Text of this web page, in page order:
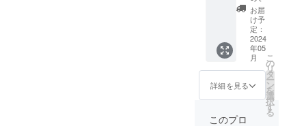
お届け
のリ
ターン
に貼付
された
ラベル
や注意
書きを
い」
半年間
（計６
回）発
材料及
び添加
物等の
食品表
示はお
届け商
品のラ
噌詰め
合わせ
を４月
中に先
に発送
イチ子
先生感
謝の気
持ち
「ねぶ
り味
お届
け予
定：
2024
年05
月
詳細を見る
こ
の
リ
タ
ー
ン
を
選
択
す
る
このプロ